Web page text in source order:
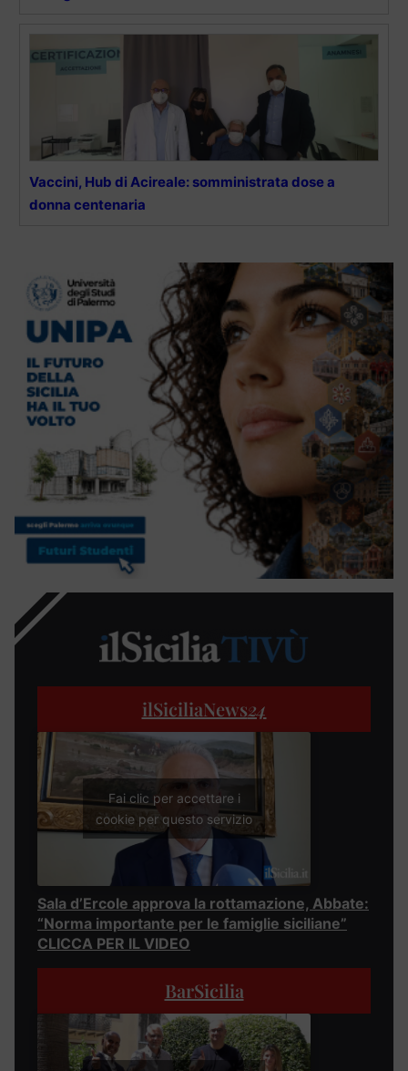
Vaccini, Hub di Acireale: somministrata dose a
donna centenaria
ilSiciliaNews24
Fai clic per accettare i
cookie per questo servizio
Sala d’Ercole approva la rottamazione, Abbate:
“Norma importante per le famiglie siciliane”
CLICCA PER IL VIDEO
BarSicilia